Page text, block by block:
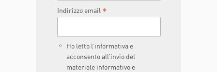
Indirizzo email *
Ho letto l’informativa e
acconsento all’invio del
materiale informativo e